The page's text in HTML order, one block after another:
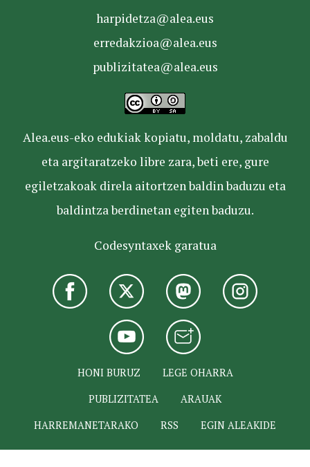
harpidetza@alea.eus
erredakzioa@alea.eus
publizitatea@alea.eus
Alea.eus-eko edukiak kopiatu, moldatu, zabaldu
eta argitaratzeko libre zara, beti ere, gure
egiletzakoak direla aitortzen baldin baduzu eta
baldintza berdinetan egiten baduzu.
Codesyntaxek garatua
HONI BURUZ
LEGE OHARRA
PUBLIZITATEA
ARAUAK
HARREMANETARAKO
RSS EGIN ALEAKIDE